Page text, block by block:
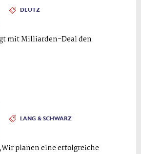
DEUTZ
mit Milliarden-Deal den
LANG & SCHWARZ
planen eine erfolgreiche